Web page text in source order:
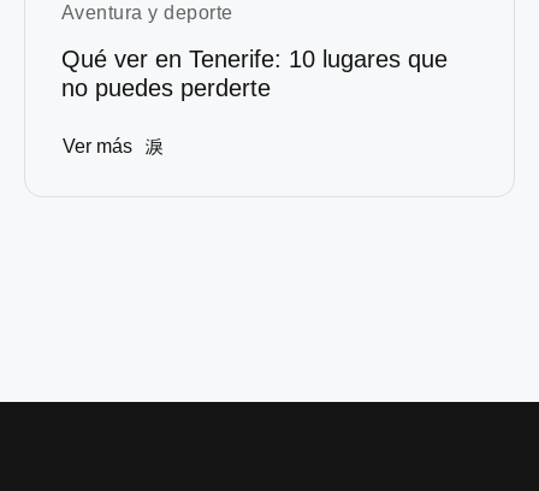
Aventura y deporte
Qué ver en Tenerife: 10 lugares que
no puedes perderte
Ver más